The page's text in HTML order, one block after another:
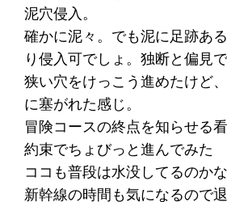
泥穴侵入。
確かに泥々。でも泥に足跡あ
り侵入可でしょ。独断と偏見で
狭い穴をけっこう進めたけど
に塞がれた感じ。
冒険コースの終点を知らせる
約束でちょびっと進んでみた
ココも普段は水没してるのか
新幹線の時間も気になるので